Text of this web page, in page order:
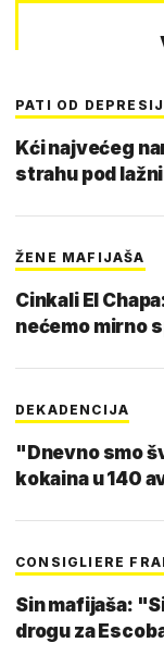
PATI OD
Kći najvećeg
strahu pod
ŽENE MAFIJAŠA
Cinkali El
nećemo mirno
DEKADENCIJA
"Dnevno smo
kokaina u 140
CONSIGLIERE
Sin mafijaša:
drogu za